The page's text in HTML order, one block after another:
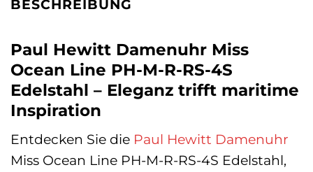
BESCHREIBUNG
Paul Hewitt Damenuhr Miss
Ocean Line PH-M-R-RS-4S
Edelstahl – Eleganz trifft maritime
Inspiration
Entdecken Sie die Paul Hewitt Damenuhr
Miss Ocean Line PH-M-R-RS-4S Edelstahl,